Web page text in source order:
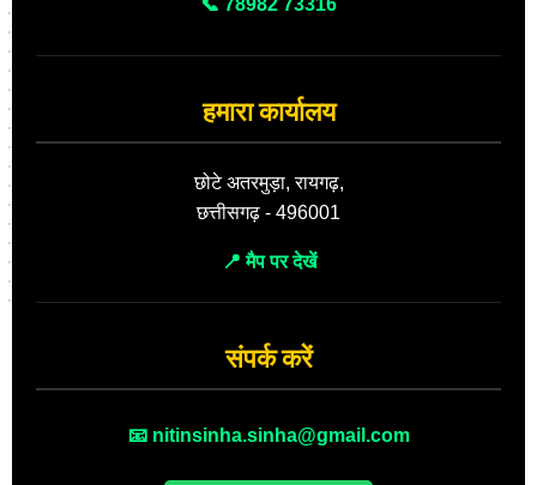
हमारा कार्यालय
छोटे अतरमुड़ा, रायगढ़,
छत्तीसगढ़ - 496001
📍 मैप पर देखें
संपर्क करें
📧 nitinsinha.sinha@gmail.com